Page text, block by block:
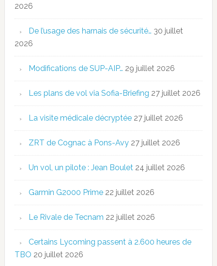
2026
De l’usage des harnais de sécurité… 30 juillet
2026
Modifications de SUP-AIP… 29 juillet 2026
Les plans de vol via Sofia-Briefing 27 juillet 2026
La visite médicale décryptée 27 juillet 2026
ZRT de Cognac à Pons-Avy 27 juillet 2026
Un vol, un pilote : Jean Boulet 24 juillet 2026
Garmin G2000 Prime 22 juillet 2026
Le Rivale de Tecnam 22 juillet 2026
Certains Lycoming passent à 2.600 heures de
TBO 20 juillet 2026